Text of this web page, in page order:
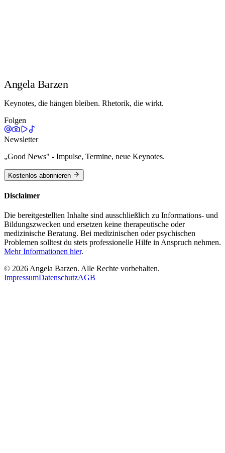
Angela Barzen
Keynotes, die hängen bleiben. Rhetorik, die wirkt.
Folgen
Newsletter
„Good News" - Impulse, Termine, neue Keynotes.
Kostenlos abonnieren
Disclaimer
Die bereitgestellten Inhalte sind ausschließlich zu Informations- und
Bildungszwecken und ersetzen keine therapeutische oder
medizinische Beratung. Bei medizinischen oder psychischen
Problemen solltest du stets professionelle Hilfe in Anspruch nehmen.
Mehr Informationen hier.
© 2026Angela Barzen. Alle Rechte vorbehalten.
ImpressumDatenschutzAGB